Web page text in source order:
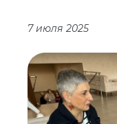
7 июля 2025